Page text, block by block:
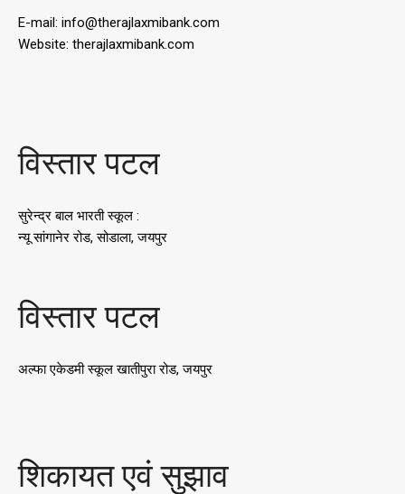
E-mail: info@therajlaxmibank.com
Website: therajlaxmibank.com
विस्तार पटल
सुरेन्द्र बाल भारती स्कूल :
न्यू सांगानेर रोड, सोडाला, जयपुर
विस्तार पटल
अल्फा एकेडमी स्कूल खातीपुरा रोड, जयपुर
शिकायत एवं सुझाव